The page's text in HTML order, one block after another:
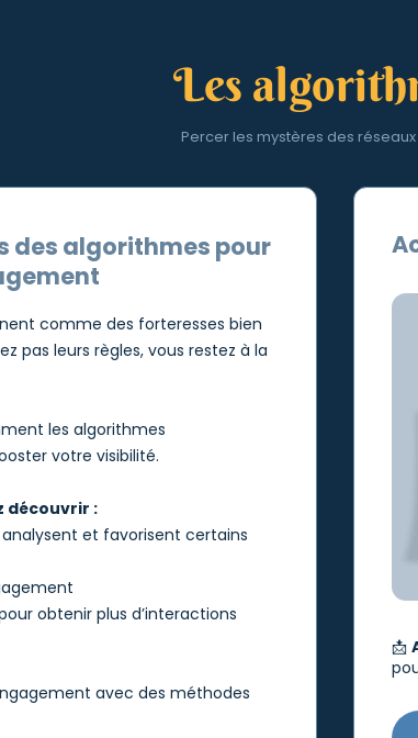
Les
Percer les mystères des
des algorithmes pour
comme des forteresses bien
pas leurs règles, vous restez à la
les algorithmes
votre visibilité.
découvrir :
et favorisent certains
obtenir plus d’interactions
avec des méthodes
📩